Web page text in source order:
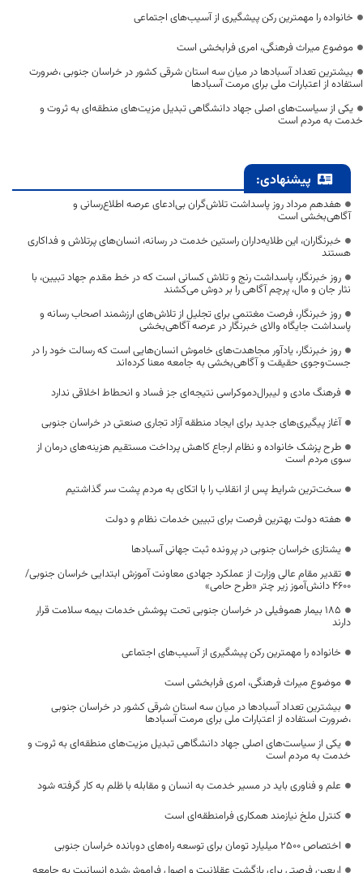
خانواده را مهمترین رکن پیشگیری از آسیب‌های اجتماعی
موضوع میراث فرهنگی، امری فرابخشی است
بیشترین تعداد آسبادها در میان سه استان شرقی کشور در خراسان جنوبی ،ضرورت
استفاده از اعتبارات ملی برای مرمت آسبادها
یکی از سیاست‌های اصلی جهاد دانشگاهی تبدیل مزیت‌های منطقه‌ای به ثروت و
خدمت به مردم است
پیشنهادی:
هفدهم مرداد روز پاسداشت تلاش‌گران بی‌ادعای عرصه اطلاع‌رسانی و
آگاهی‌بخشی است
خبرنگاران، این طلایه‌داران راستین خدمت در رسانه، انسان‌های پرتلاش و فداکاری
هستند
روز خبرنگار، پاسداشت رنج و تلاش کسانی است که در خط مقدم جهاد تبیین، با
نثار جان و مال، پرچم آگاهی را بر دوش می‌کشند
روز خبرنگار، فرصت مغتنمی برای تجلیل از تلاش‌های ارزشمند اصحاب رسانه و
پاسداشت جایگاه والای خبرنگار در عرصه آگاهی‌بخشی
روز خبرنگار، یادآور مجاهدت‌های خاموش انسان‌هایی است که رسالت خود را در
جست‌وجوی حقیقت و آگاهی‌بخشی به جامعه معنا کرده‌اند
فرهنگ مادی و لیبرال‌دموکراسی نتیجه‌ای جز فساد و انحطاط اخلاقی ندارد
آغاز پیگیری‌های جدید برای ایجاد منطقه آزاد تجاری صنعتی در خراسان جنوبی
طرح پزشک خانواده و نظام ارجاع کاهش پرداخت مستقیم هزینه‌های درمان از
سوی مردم است
سخت‌ترین شرایط پس از انقلاب را با اتکای به مردم پشت سر گذاشتیم
هفته دولت بهترین فرصت برای تبیین خدمات نظام و دولت
یشتازی خراسان جنوبی در پرونده ثبت جهانی آسبادها
تقدیر مقام عالی وزارت از عملکرد جهادی معاونت آموزش ابتدایی خراسان جنوبی/
۴۶۰۰ دانش‌آموز زیر چتر «طرح حامی»
۱۸۵ بیمار هموفیلی در خراسان جنوبی تحت پوشش خدمات بیمه سلامت قرار
دارند
خانواده را مهمترین رکن پیشگیری از آسیب‌های اجتماعی
موضوع میراث فرهنگی، امری فرابخشی است
بیشترین تعداد آسبادها در میان سه استان شرقی کشور در خراسان جنوبی
،ضرورت استفاده از اعتبارات ملی برای مرمت آسبادها
یکی از سیاست‌های اصلی جهاد دانشگاهی تبدیل مزیت‌های منطقه‌ای به ثروت و
خدمت به مردم است
علم و فناوری باید در مسیر خدمت به انسان و مقابله با ظلم به کار گرفته شود
کنترل ملخ نیازمند همکاری فرامنطقه‌ای است
اختصاص 2500 میلیارد تومان برای توسعه راه‌های دوبانده خراسان جنوبی